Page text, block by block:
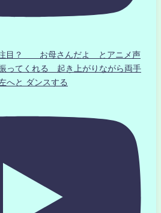
注目？ お母さんだよ とアニメ声
ってくれる 起き上がりながら両手
へと ダンスする